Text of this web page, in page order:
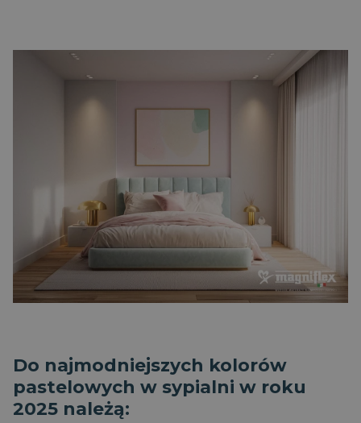
Do najmodniejszych kolorów
pastelowych w sypialni w roku
2025 należą: